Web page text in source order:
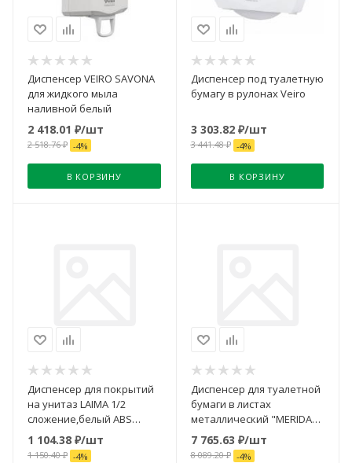
Диспенсер VEIRO SAVONA
для жидкого мыла
наливной белый
2 418.01 ₽/шт
2 518.76₽ -4%
В КОРЗИНУ
Диспенсер под туалетную
бумагу в рулонах Veiro
3 303.82₽/шт
3 441.48₽ -4%
В КОРЗИНУ
Диспенсер для покрытий
на унитаз LAIMA 1/2
сложение,белый ABS
пластик
1 104.38 ₽/шт
1 150.40₽ -4%
Диспенсер для туалетной
бумаги в листах
металлический "MERIDA
STELLA R" (матовый)
7 765.63 ₽/шт
8 089.20₽ -4%